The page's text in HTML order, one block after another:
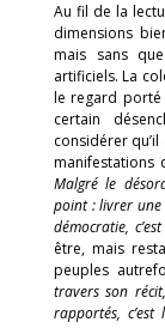
Au fil de la
dimensions
mais sans
artificiels. La
le regard porté
certain
considérer
manifestations
Malgré le
point : livrer
démocratie,
être, mais
peuples
travers son
rapportés,